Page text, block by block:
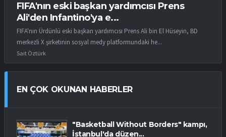
FIFA'nın eski başkan yardımcısı Prens
Ali'den Infantino'ya e...
FIFA'nın Ürdünlü eski başkan yardımcısı Prens Ali bin El Hüseyin, BD
merkezli X şirketinin sosyal medy platformundaki he...
Sait Öztürk
EN ÇOK OKUNAN HABERLER
"Basketball Without Borders" kampı,
İstanbul'da düzen...